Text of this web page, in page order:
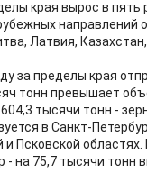
края вырос в пять
направлений
Латвия, Казахстан,
за пределы края
тонн превышает
тысячи тонн -
в Санкт-
Псковской
на 75,7 тысячи тонн